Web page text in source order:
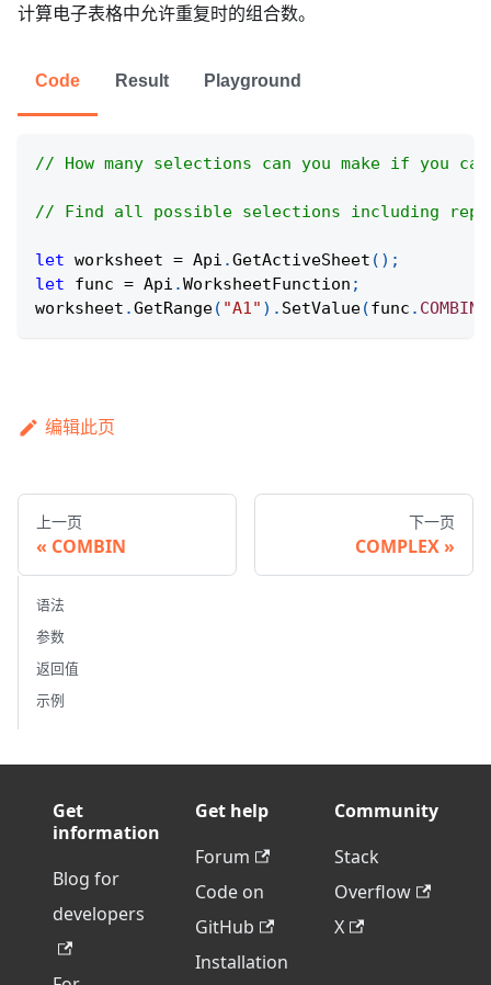
计算电子表格中允许重复时的组合数。
Code Result Playground
// How many selections can you make if you
// Find all possible selections including
let worksheet = Api .GetActiveSheet ( ) ;
let func = Api .WorksheetFunction ;
worksheet .GetRange( "A1" ) . SetValue(func . COMBINA
编辑此页
上一页
COMBIN
下一页
COMPLEX
语法
参数
返回值
示例
Get
information
Blog for
developers
Get help
Forum
Code on
GitHub
Installation
Community
Stack
Overflow
X